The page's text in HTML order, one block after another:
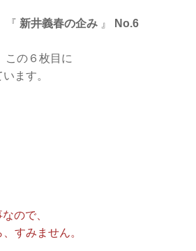
『 新井義春の企み 』 No.6
この６枚目に
ます。
ので、
すみません。